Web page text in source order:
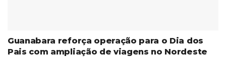
Guanabara reforça operação para o Dia dos
Pais com ampliação de viagens no Nordeste